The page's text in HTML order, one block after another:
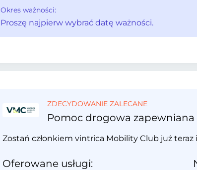
Okres ważności:
Proszę najpierw wybrać datę ważności.
ZDECYDOWANIE ZALECANE
Pomoc drogowa
Zostań członkiem vintrica Mobility Club już teraz
Oferowane usługi: